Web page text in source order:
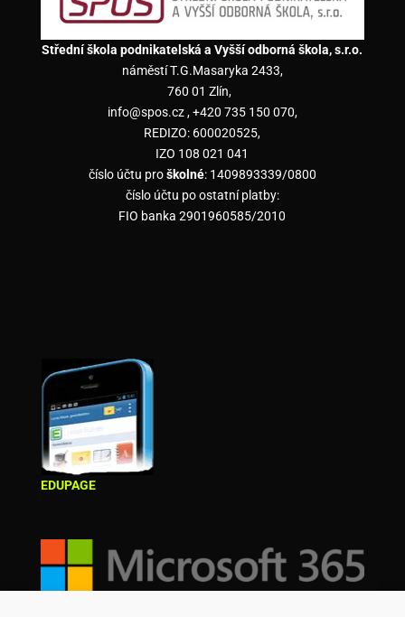
Střední škola podnikatelská a Vyšší odborná škola, s.r.o.
náměstí T.G.Masaryka 2433,
760 01 Zlín,
info@spos.cz , +420 735 150 070,
REDIZO: 600020525,
IZO 108 021 041
číslo účtu proškolné: 1409893339/0800
číslo účtu po ostatní platby:
FIO banka 2901960585/2010
EDUPAGE